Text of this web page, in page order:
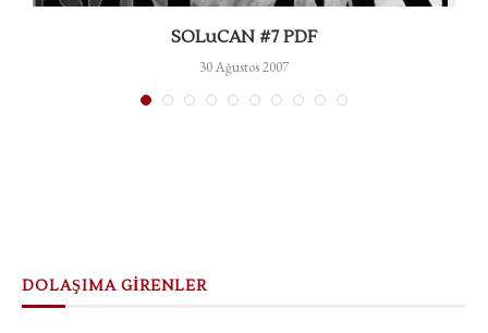
SOLuCAN #7 PDF
30 Ağustos 2007
DOLAŞIMA GİRENLER